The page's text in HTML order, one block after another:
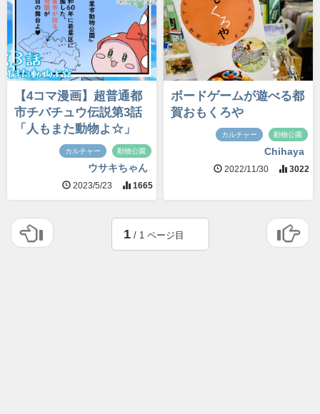
【4コマ漫画】超普通都
市チバチュウ伝説第3話
「人もまた動物よ☆」
カルチャー 動物公園
ウサキちゃん
2023/5/23 1665
ボードゲームが遊べる都
賀おもくろや
カルチャー 動物公園
Chihaya
2022/11/30 3022
1/ 1 ページ目